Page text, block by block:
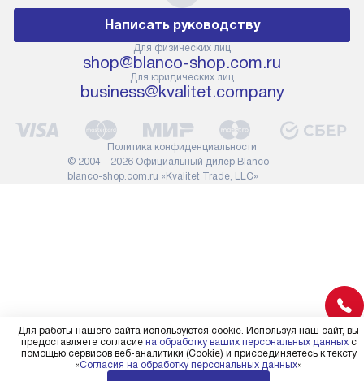
подлежит оплате. Важно
помнить, что если размеры
прибора не позволяют его
проходу через дверной проем,
сотрудники транспортной
службы не имеют права
или другие выступающие
элементы, так как это может
повлиять на гарантийное
обслуживание в будущем.
первый
расходных
требуется
Написать руководству
Для физических лиц
shop@blanco-shop.com.ru
Для юридических лиц
business@kvalitet.company
© 2004 – 2026 Официальный дилер Blanco
blanco-shop.com.ru «Kvalitet Trade, LLC»
Политика конфиденциальности
Для работы нашего сайта используются cookie. Используя наш сайт, вы
предоставляете согласие на обработку ваших персональных данныхс
помощью сервисов веб-аналитики (Cookie) и присоединяетесь к тексту
«Согласия на обработку персональных данных»